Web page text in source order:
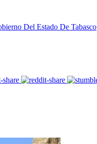
Del Estado De Tabasco